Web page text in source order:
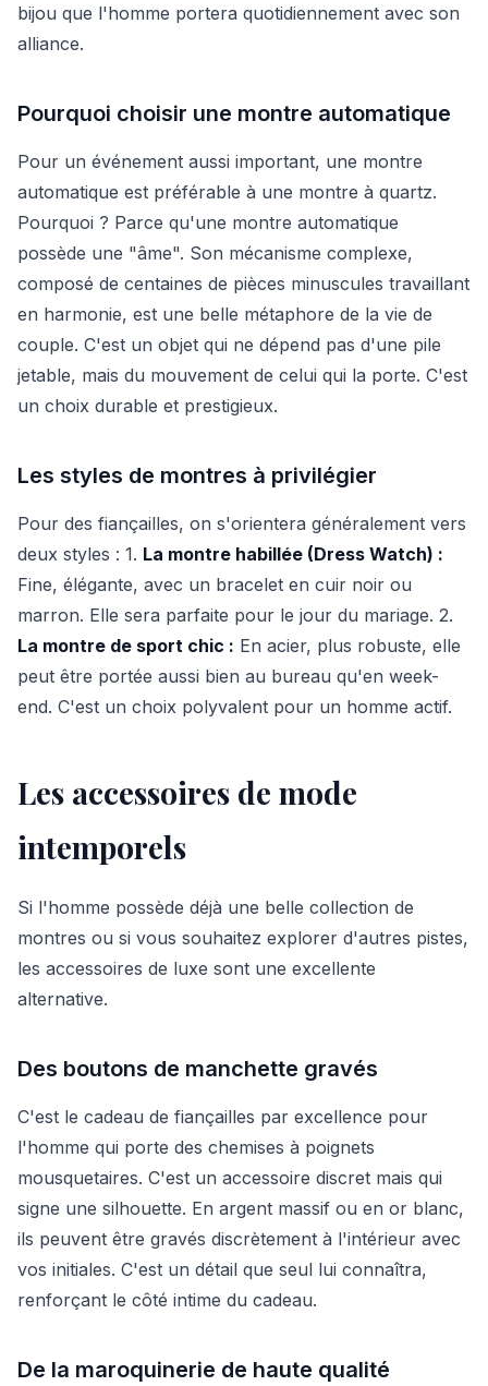
bijou que l'homme portera quotidiennement avec son
alliance.
Pourquoi choisir une montre automatique
Pour un événement aussi important, une montre
automatique est préférable à une montre à quartz.
Pourquoi ? Parce qu'une montre automatique
possède une "âme". Son mécanisme complexe,
composé de centaines de pièces minuscules travaillant
en harmonie, est une belle métaphore de la vie de
couple. C'est un objet qui ne dépend pas d'une pile
jetable, mais du mouvement de celui qui la porte. C'est
un choix durable et prestigieux.
Les styles de montres à privilégier
Pour des fiançailles, on s'orientera généralement vers
deux styles : 1. La montre habillée (Dress Watch) :
Fine, élégante, avec un bracelet en cuir noir ou
marron. Elle sera parfaite pour le jour du mariage. 2.
La montre de sport chic : En acier, plus robuste, elle
peut être portée aussi bien au bureau qu'en week-
end. C'est un choix polyvalent pour un homme actif.
Les accessoires de mode
intemporels
Si l'homme possède déjà une belle collection de
montres ou si vous souhaitez explorer d'autres pistes,
les accessoires de luxe sont une excellente
alternative.
Des boutons de manchette gravés
C'est le cadeau de fiançailles par excellence pour
l'homme qui porte des chemises à poignets
mousquetaires. C'est un accessoire discret mais qui
signe une silhouette. En argent massif ou en or blanc,
ils peuvent être gravés discrètement à l'intérieur avec
vos initiales. C'est un détail que seul lui connaîtra,
renforçant le côté intime du cadeau.
De la maroquinerie de haute qualité